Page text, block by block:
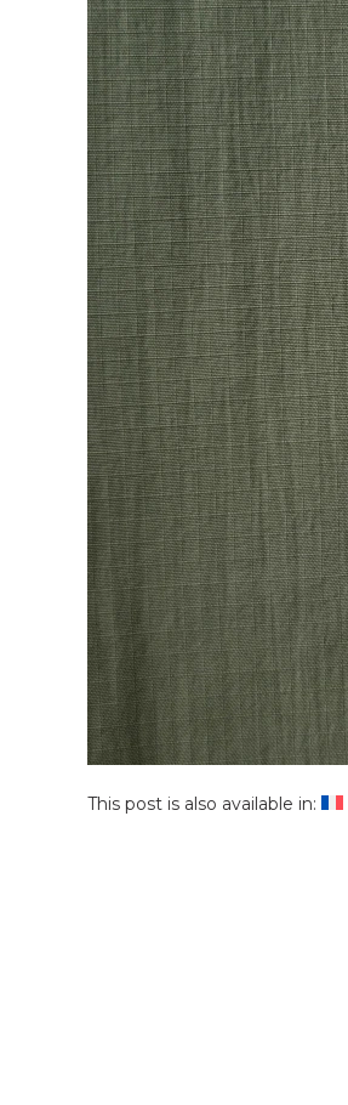
This post is also available in: